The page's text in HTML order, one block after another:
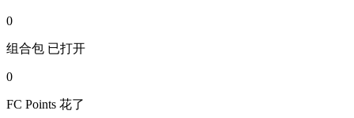
0
组合包 已打开
0
FC Points 花了